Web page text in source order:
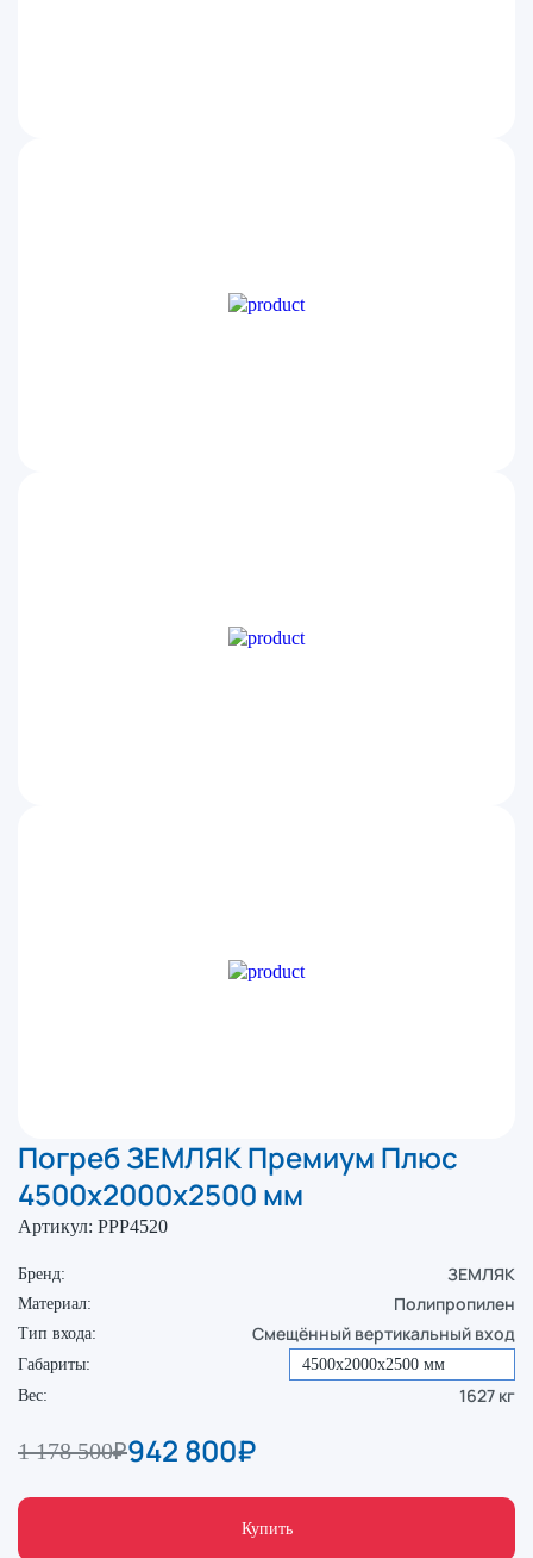
Погреб ЗЕМЛЯК Премиум Плюс
4500x2000x2500 мм
Артикул: PPP4520
Бренд: ЗЕМЛЯК
Материал: Полипропилен
Тип входа: Смещённый вертикальный вход
Габариты:
4500х2000х2500 мм
Вес:
1627 кг
1 178 500₽942 800₽
Купить